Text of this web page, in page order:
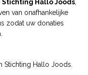
Stichting Hallo Joods
van onafhankelijke
zodat uw donaties
Stichting Hallo Joods.